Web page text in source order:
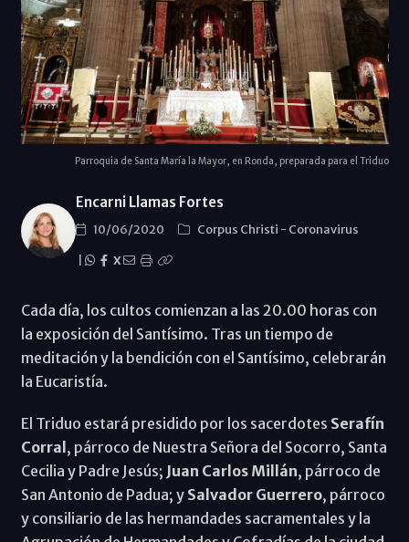
Parroquia de Santa María la Mayor, en Ronda, preparada para el Triduo
Encarni Llamas Fortes
10/06/2020 Corpus Christi - Coronavirus
X
Cada día, los cultos comienzan a las 20.00 horas con
la exposición del Santísimo. Tras un tiempo de
meditación y la bendición con el Santísimo, celebrarán
la Eucaristía.
El Triduo estará presidido por los sacerdotes Serafín
Corral, párroco de Nuestra Señora del Socorro, Santa
Cecilia y Padre Jesús; Juan Carlos Millán, párroco de
San Antonio de Padua; y Salvador Guerrero, párroco
y consiliario de las hermandades sacramentales y la